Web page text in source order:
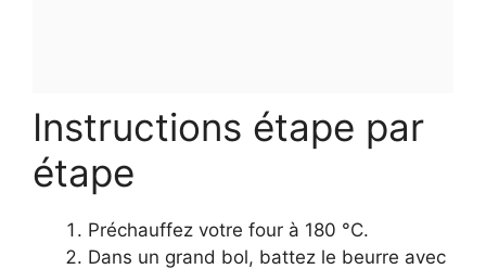
Instructions étape par
étape
Préchauffez votre four à 180 °C.
Dans un grand bol, battez le beurre avec